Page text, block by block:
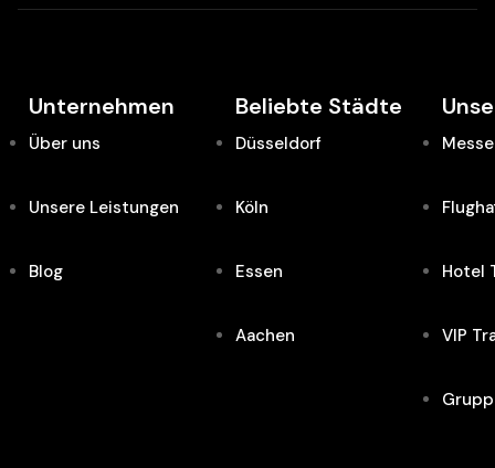
Unternehmen
Über uns
Unsere Leistungen
Blog
Beliebte Städte
Düsseldorf
Köln
Essen
Aachen
Hotel
VIP